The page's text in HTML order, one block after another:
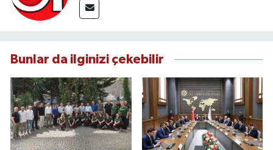
Bunlar da ilginizi çekebilir